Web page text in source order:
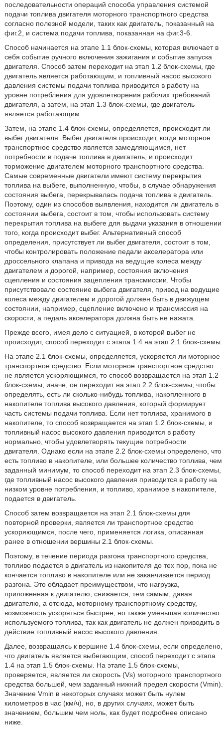
последовательности операций способа управления системой
подачи топлива двигателя моторного транспортного средства
согласно полезной модели, таких как двигатель, показанный на
фиг.2, и система подачи топлива, показанная на фиг.3-6.
Способ начинается на этапе 1.1 блок-схемы, которая включает в
себя событие ручного включения зажигания и событие запуска
двигателя. Способ затем переходит на этап 1.2 блок-схемы, где
двигатель является работающим, и топливный насос высокого
давления системы подачи топлива приводится в работу на
уровне потребления для удовлетворения рабочих требований
двигателя, а затем, на этап 1.3 блок-схемы, где двигатель
является работающим.
Затем, на этапе 1.4 блок-схемы, определяется, происходит ли
выбег двигателя. Выбег двигателя происходит, когда моторное
транспортное средство является замедляющимся, нет
потребности в подаче топлива в двигатель, и происходит
торможение двигателем моторного транспортного средства.
Самые современные двигатели имеют систему перекрытия
топлива на выбеге, выполненную, чтобы, в случае обнаружения
состояния выбега, перекрывалась подача топлива в двигатель.
Поэтому, один из способов выявления, находится ли двигатель в
состоянии выбега, состоит в том, чтобы использовать систему
перекрытия топлива на выбеге для выдачи указания в отношении
того, когда происходит выбег. Альтернативный способ
определения, присутствует ли выбег двигателя, состоит в том,
чтобы контролировать положение педали акселератора или
дроссельного клапана и привода на ведущие колеса между
двигателем и дорогой, например, состояния включения
сцепления и состояния зацепления трансмиссии. Чтобы
присутствовало состояние выбега двигателя, привод на ведущие
колеса между двигателем и дорогой должен быть в движущем
состоянии, например, сцепление включено и трансмиссия на
скорости, а педаль акселератора должна быть не нажата.
Прежде всего, имея дело с ситуацией, в которой выбег не
происходит, способ переходит с этапа 1.4 на этап 2.1 блок-схемы.
На этапе 2.1 блок-схемы, определяется, ускоряется ли моторное
транспортное средство. Если моторное транспортное средство
не является ускоряющимся, то способ возвращается на этап 1.2
блок-схемы, иначе, он переходит на этап 2.2 блок-схемы, чтобы
определять, есть ли сколько-нибудь топлива, накопленного в
накопителе топлива высокого давления, который формирует
часть системы подачи топлива. Если нет топлива, хранимого в
накопителе, то способ возвращается на этап 1.2 блок-схемы, и
топливный насос высокого давления приводится в работу
нормально, чтобы удовлетворять текущие потребности
двигателя. Однако если на этапе 2.2 блок-схемы определено, что
есть топливо в накопителе, или большее количество топлива, чем
заданный минимум, то способ переходит на этап 2.3 блок-схемы,
где топливный насос высокого давления приводится в работу на
низком уровне потребления, и топливо, хранимое в накопителе,
подается в двигатель.
Способ затем возвращается на этап 2.1 блок-схемы для
повторной проверки, является ли транспортное средство
ускоряющимся, после чего, применяется логика, описанная
ранее в отношении вершины 2.1 блок-схемы.
Поэтому, в течение периода разгона транспортного средства,
топливо подается в двигатель из накопителя до тех пор, пока не
кончается топливо в накопителе или не заканчивается период
разгона. Это обладает преимуществом, что нагрузка,
приложенная к двигателю, снижается, тем самым, давая
двигателю, а отсюда, моторному транспортному средству,
возможность ускоряться быстрее, но также уменьшая количество
используемого топлива, так как двигатель не должен приводить в
действие топливный насос высокого давления.
Далее, возвращаясь к вершине 1.4 блок-схемы, если определено,
что двигатель является выбегающим, способ переходит с этапа
1.4 на этап 1.5 блок-схемы. На этапе 1.5 блок-схемы,
проверяется, является ли скорость (Vs) моторного транспортного
средства большей, чем заданный нижний предел скорости (Vmin).
Значение Vmin в некоторых случаях может быть нулем
километров в час (км/ч), но, в других случаях, может быть
значением, большим чем ноль, как будет подробнее описано
ниже.